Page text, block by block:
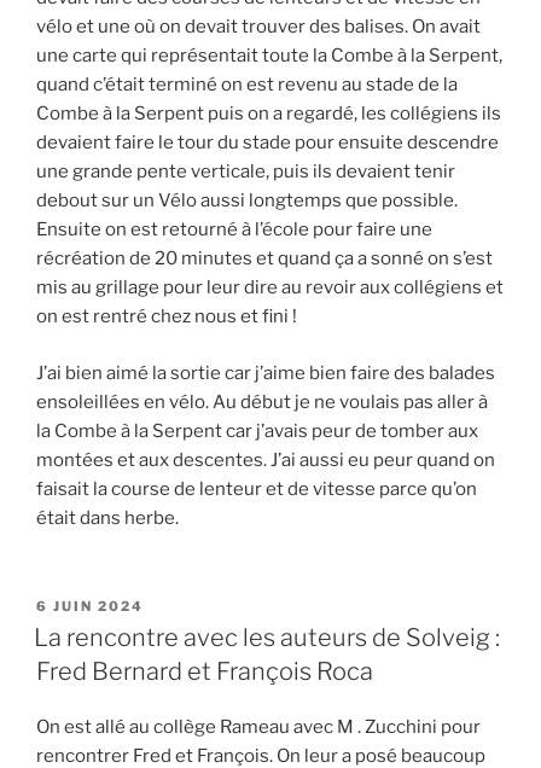
vélo et une où on devait trouver des balises. On avait
une carte qui représentait toute la Combe à la Serpent,
quand c’était terminé on est revenu au stade de la
Combe à la Serpent puis on a regardé, les collégiens ils
devaient faire le tour du stade pour ensuite descendre
une grande pente verticale, puis ils devaient tenir
debout sur un Vélo aussi longtemps que possible.
Ensuite on est retourné à l’école pour faire une
récréation de 20 minutes et quand ça a sonné on s’est
mis au grillage pour leur dire au revoir aux collégiens et
on est rentré chez nous et fini !
J’ai bien aimé la sortie car j’aime bien faire des balades
ensoleillées en vélo. Au début je ne voulais pas aller à
la Combe à la Serpent car j’avais peur de tomber aux
montées et aux descentes. J’ai aussi eu peur quand on
faisait la course de lenteur et de vitesse parce qu’on
était dans herbe.
PUBLIÉ
LE
6 JUIN 2024
La rencontre avec les auteurs de Solveig :
Fred Bernard et François Roca
On est allé au collège Rameau avec M . Zucchini pour
rencontrer Fred et François. On leur a posé beaucoup